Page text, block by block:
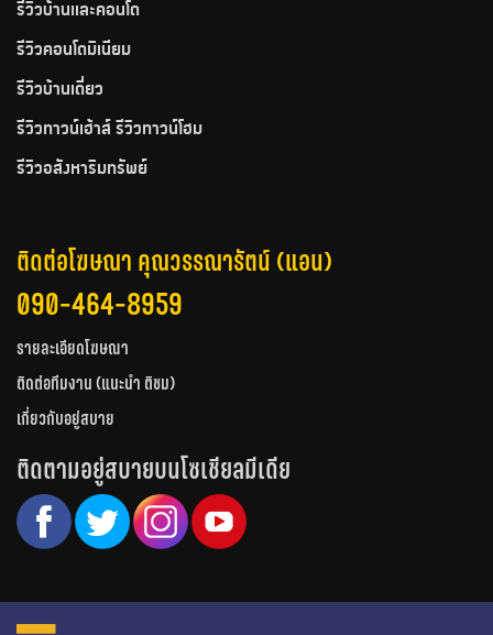
รีวิวบ้านและคอนโด
รีวิวคอนโดมิเนียม
รีวิวบ้านเดี่ยว
รีวิวทาวน์เฮ้าส์ รีวิวทาวน์โฮม
รีวิวอสังหาริมทรัพย์
ติดต่อโฆษณา คุณวรรณารัตน์ (แอน)
090-464-8959
รายละเอียดโฆษณา
ติดต่อทีมงาน (แนะนำ ติชม)
เกี่ยวกับอยู่สบาย
ติดตามอยู่สบายบนโซเชียลมีเดีย